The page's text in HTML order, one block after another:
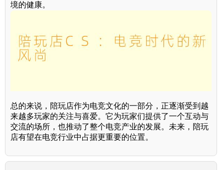
境的健康。
总的来说，陪玩店作为电竞文化的一部分，正逐渐受到越
来越多玩家的关注与喜爱。它为玩家们提供了一个互动与
交流的场所，也推动了整个电竞产业的发展。未来，陪玩
店有望在电竞行业中占据更重要的位置。